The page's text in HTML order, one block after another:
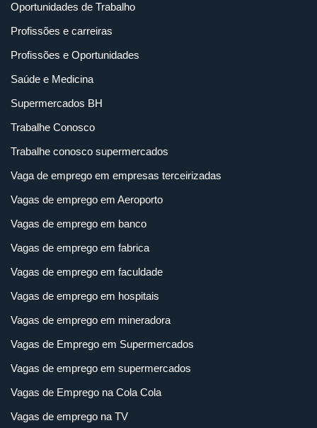
Oportunidades de Trabalho
Profissões e carreiras
Profissões e Oportunidades
Saúde e Medicina
Supermercados BH
Trabalhe Conosco
Trabalhe conosco supermercados
Vaga de emprego em empresas terceirizadas
Vagas de emprego em Aeroporto
Vagas de emprego em banco
Vagas de emprego em fabrica
Vagas de emprego em faculdade
Vagas de emprego em hospitais
Vagas de emprego em mineradora
Vagas de Emprego em Supermercados
Vagas de emprego em supermercados
Vagas de Emprego na Cola Cola
Vagas de emprego na TV